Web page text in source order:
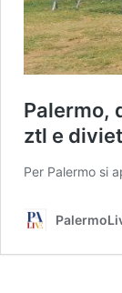
Palermo,
ztl e
Per Palermo si